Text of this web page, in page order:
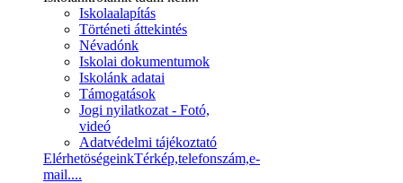
Iskolaalapítás
Történeti áttekintés
Névadónk
Iskolai dokumentumok
Iskolánk adatai
Támogatások
Jogi nyilatkozat - Fotó,
videó
Adatvédelmi tájékoztató
ElérhetöségeinkTérkép,telefonszám,e-
mail....